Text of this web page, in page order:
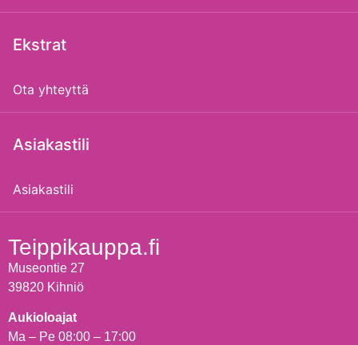
Ekstrat
Ota yhteyttä
Asiakastili
Asiakastili
Teippikauppa.fi
Museontie 27
39820 Kihniö
Aukioloajat
Ma – Pe 08:00 – 17:00